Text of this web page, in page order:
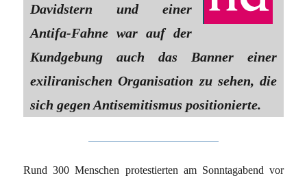
Davidstern und einer
Antifa-Fahne war auf der
Kundgebung auch das Banner einer
exiliranischen Organisation zu sehen, die
sich gegen Antisemitismus positionierte.
Rund 300 Menschen protestierten am Sonntagabend vor